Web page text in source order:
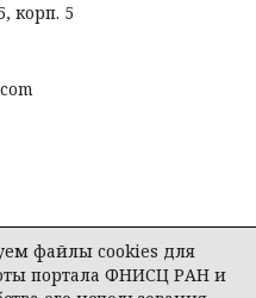
корп. 5
файлы cookies для
портала ФНИСЦ РАН и